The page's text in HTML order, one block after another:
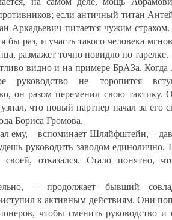
если античный титан
Аркадьевич питается чужим страхом.
бы раз, и участь такого человека
размажет точно повидло по тарелке.
видно и на примере БрАЗа.
руководство не торопится
он разом переменил свою тактику.
что новый партнер начал за его
Бориса Громова.
ему, – вспоминает Шляйфштейн, –
руководить заводом
своей, отказался. Стало понятно,
– продолжает бывший
к активным действиям. Они
чтобы сменить руководство и